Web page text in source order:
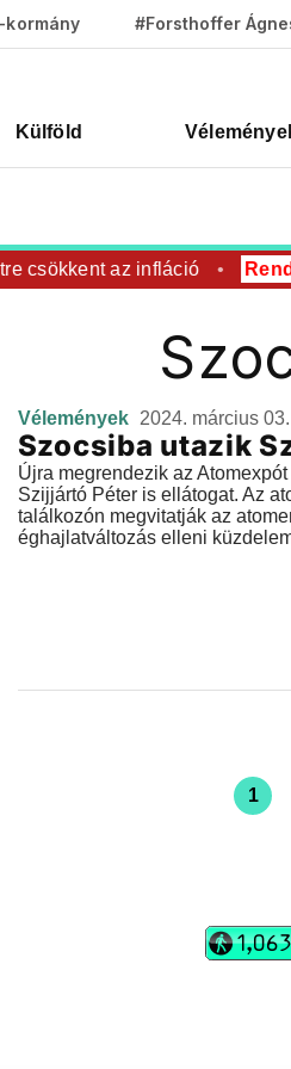
kormány #Forsthoffer
Külföld
csökkent az infláció
Vélemények 2024. március
Szocsiba utazik
Újra megrendezik az
Szijjártó Péter is ellátogat. Az
találkozón megvitatják az
éghajlatváltozás elleni
1